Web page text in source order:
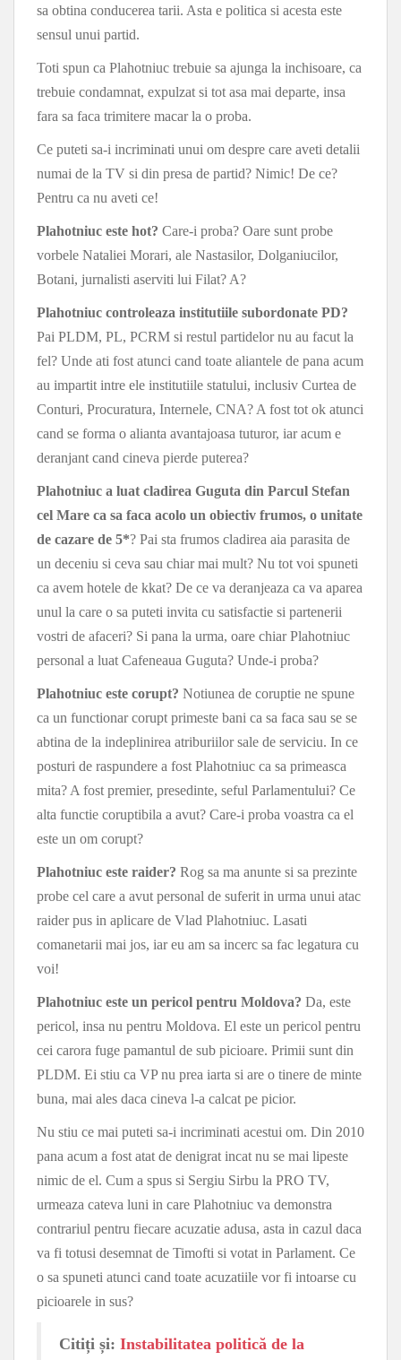
sa obtina conducerea tarii. Asta e politica si acesta este
sensul unui partid.
Toti spun ca Plahotniuc trebuie sa ajunga la inchisoare, ca
trebuie condamnat, expulzat si tot asa mai departe, insa
fara sa faca trimitere macar la o proba.
Ce puteti sa-i incriminati unui om despre care aveti detalii
numai de la TV si din presa de partid? Nimic! De ce?
Pentru ca nu aveti ce!
Plahotniuc este hot? Care-i proba? Oare sunt probe
vorbele Nataliei Morari, ale Nastasilor, Dolganiucilor,
Botani, jurnalisti aserviti lui Filat? A?
Plahotniuc controleaza institutiile subordonate PD?
Pai PLDM, PL, PCRM si restul partidelor nu au facut la
fel? Unde ati fost atunci cand toate aliantele de pana acum
au impartit intre ele institutiile statului, inclusiv Curtea de
Conturi, Procuratura, Internele, CNA? A fost tot ok atunci
cand se forma o alianta avantajoasa tuturor, iar acum e
deranjant cand cineva pierde puterea?
Plahotniuc a luat cladirea Guguta din Parcul Stefan
cel Mare ca sa faca acolo un obiectiv frumos, o unitate
de cazare de 5*? Pai sta frumos cladirea aia parasita de
un deceniu si ceva sau chiar mai mult? Nu tot voi spuneti
ca avem hotele de kkat? De ce va deranjeaza ca va aparea
unul la care o sa puteti invita cu satisfactie si partenerii
vostri de afaceri? Si pana la urma, oare chiar Plahotniuc
personal a luat Cafeneaua Guguta? Unde-i proba?
Plahotniuc este corupt? Notiunea de coruptie ne spune
ca un functionar corupt primeste bani ca sa faca sau se se
abtina de la indeplinirea atriburiilor sale de serviciu. In ce
posturi de raspundere a fost Plahotniuc ca sa primeasca
mita? A fost premier, presedinte, seful Parlamentului? Ce
alta functie coruptibila a avut? Care-i proba voastra ca el
este un om corupt?
Plahotniuc este raider? Rog sa ma anunte si sa prezinte
probe cel care a avut personal de suferit in urma unui atac
raider pus in aplicare de Vlad Plahotniuc. Lasati
comanetarii mai jos, iar eu am sa incerc sa fac legatura cu
voi!
Plahotniuc este un pericol pentru Moldova? Da, este
pericol, insa nu pentru Moldova. El este un pericol pentru
cei carora fuge pamantul de sub picioare. Primii sunt din
PLDM. Ei stiu ca VP nu prea iarta si are o tinere de minte
buna, mai ales daca cineva l-a calcat pe picior.
Nu stiu ce mai puteti sa-i incriminati acestui om. Din 2010
pana acum a fost atat de denigrat incat nu se mai lipeste
nimic de el. Cum a spus si Sergiu Sirbu la PRO TV,
urmeaza cateva luni in care Plahotniuc va demonstra
contrariul pentru fiecare acuzatie adusa, asta in cazul daca
va fi totusi desemnat de Timofti si votat in Parlament. Ce
o sa spuneti atunci cand toate acuzatiile vor fi intoarse cu
picioarele in sus?
Citiți și: Instabilitatea politică de la